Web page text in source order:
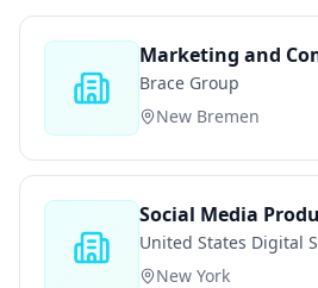
Brace Group
New Bremen
Social Media
United States Digital
New York